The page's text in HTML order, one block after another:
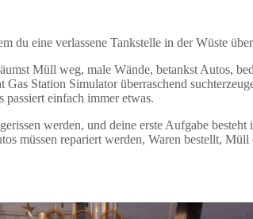
du eine verlassene Tankstelle in der Wüste
Müll weg, male Wände, betankst Autos,
Station Simulator überraschend
einfach immer etwas.
werden, und deine erste Aufgabe
müssen repariert werden, Waren bestellt,